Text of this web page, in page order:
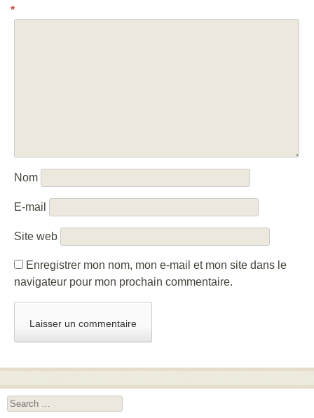
*
Nom
E-mail
Site web
Enregistrer mon nom, mon e-mail et mon site dans le
navigateur pour mon prochain commentaire.
Search